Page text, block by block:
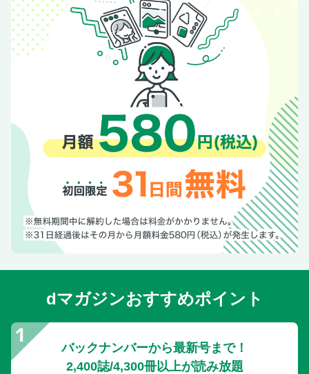
dマガジンおすすめポイント
バックナンバーから最新号まで！
2,400誌/4,300冊以上が読み放題